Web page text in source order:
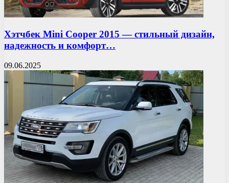
Хэтчбек Mini Cooper 2015 — стильный дизайн,
надежность и комфорт…
09.06.2025